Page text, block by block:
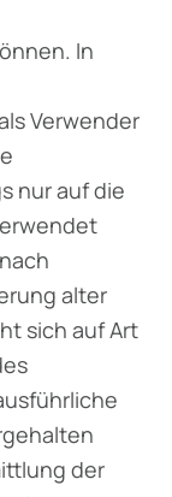
In
Verwender
nur auf die
alter
sich auf Art
der